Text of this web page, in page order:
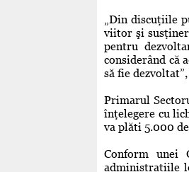
„Din discuţiile
viitor şi
pentru
considerând că
să fie
Primarul
înţelegere cu
va plăti 5.000
Conform unei
administraţiile